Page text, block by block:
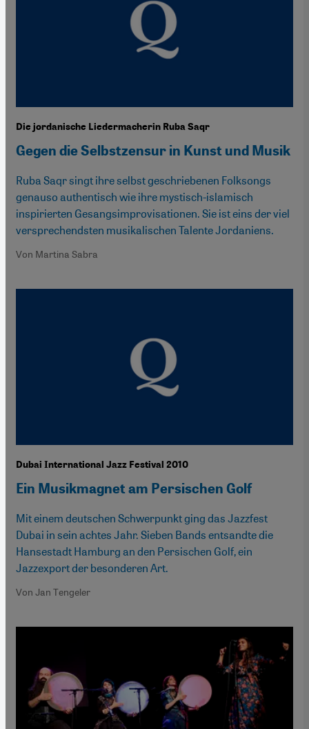
Die jordanische Liedermacherin Ruba Saqr
Gegen die Selbstzensur in Kunst und Musik
Ruba Saqr singt ihre selbst geschriebenen Folksongs
genauso authentisch wie ihre mystisch-islamisch
inspirierten Gesangsimprovisationen. Sie ist eins der viel
versprechendsten musikalischen Talente Jordaniens.
Von Martina Sabra
Dubai International Jazz Festival 2010
Ein Musikmagnet am Persischen Golf
Mit einem deutschen Schwerpunkt ging das Jazzfest
Dubai in sein achtes Jahr. Sieben Bands entsandte die
Hansestadt Hamburg an den Persischen Golf, ein
Jazzexport der besonderen Art.
Von Jan Tengeler